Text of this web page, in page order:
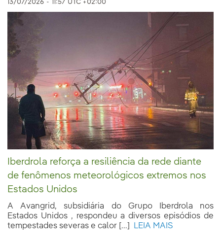
13/07/2026 - 11:57 UTC +02:00
Iberdrola reforça a resiliência da rede diante
de fenômenos meteorológicos extremos nos
Estados Unidos
A Avangrid, subsidiária do Grupo Iberdrola nos
Estados Unidos , respondeu a diversos episódios de
tempestades severas e calor [...]
LEIA MAIS